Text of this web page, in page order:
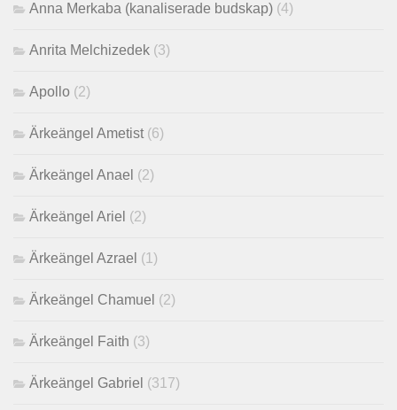
Anna Merkaba (kanaliserade budskap) (4)
Anrita Melchizedek (3)
Apollo (2)
Ärkeängel Ametist (6)
Ärkeängel Anael (2)
Ärkeängel Ariel (2)
Ärkeängel Azrael (1)
Ärkeängel Chamuel (2)
Ärkeängel Faith (3)
Ärkeängel Gabriel (317)